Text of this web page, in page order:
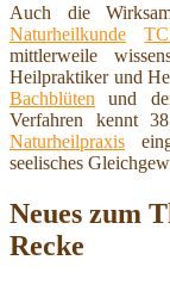
Auch die
Naturheilkunde
mittlerweile
Heilpraktiker und
Bachblüten und
Verfahren kennt
Naturheilpraxis
seelisches
Neues zum
Recke